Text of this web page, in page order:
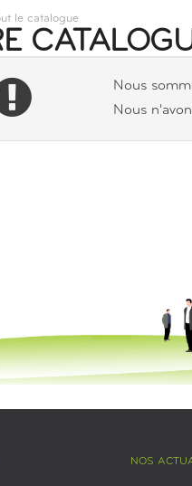
le catalogue
Nous
Nous
NOS